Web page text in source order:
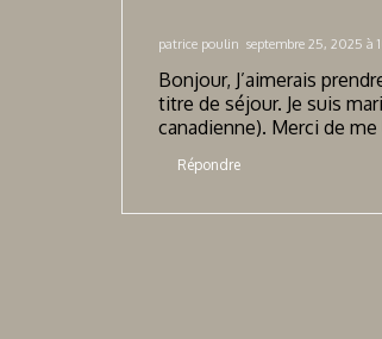
patrice poulin septembre 25, 2025 à
Bonjour, J’aimerais
titre de séjour. Je suis
canadienne). Merci de
Répondre